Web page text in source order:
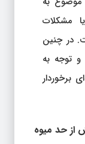
مشکلات
در چنین
توجه به
برخوردار
از حد میوه‌